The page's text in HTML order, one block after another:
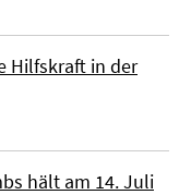
Hilfskraft in der
hält am 14. Juli